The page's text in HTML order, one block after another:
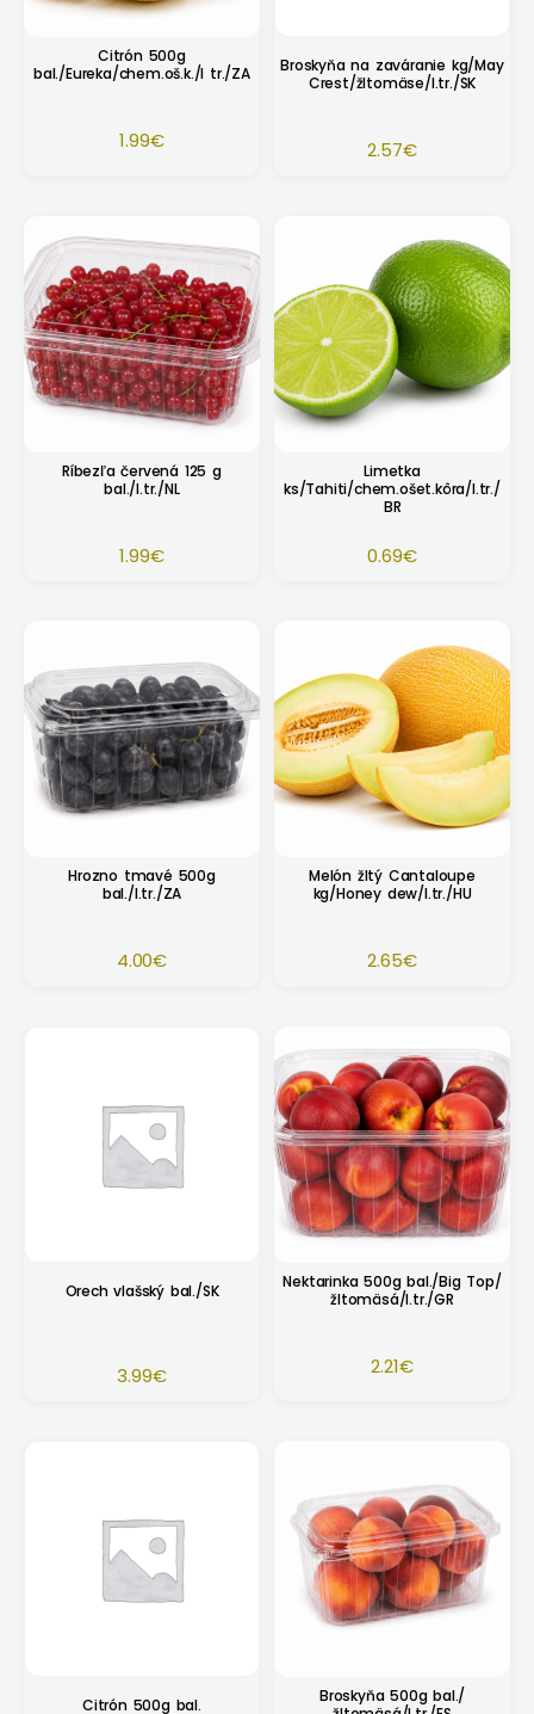
Citrón 500g
bal./Eureka/chem.oš.k./I tr./ZA
1.99€
Broskyňa na zaváranie kg/May
Crest/žltomäse/I.tr./SK
2.57€
Ríbezľa červená 125 g
bal./I.tr./NL
1.99€
Limetka
ks/Tahiti/chem.ošet.kôra/I.tr./
BR
0.69€
Hrozno tmavé 500g
bal./I.tr./ZA
4.00€
Melón žltý Cantaloupe
kg/Honey dew/I.tr./HU
2.65€
Orech vlašský bal./SK
3.99€
Nektarinka 500g bal./Big Top/
žltomäsá/I.tr./GR
2.21€
Citrón 500g bal.
Broskyňa 500g bal./